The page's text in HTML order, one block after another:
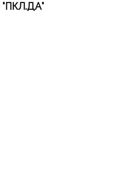
"ПКЛ.ДА"